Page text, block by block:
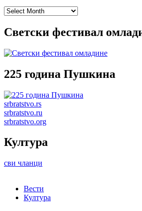
Archives
Светски фестивал
225 година Пушкина
srbratstvo.rs
srbratstvo.ru
srbratstvo.org
Култура
сви чланци
Вести
Култура